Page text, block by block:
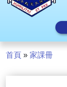
首頁 » 家課冊